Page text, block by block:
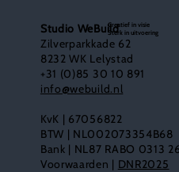
Studio WeBuild
Zilverparkkade 62
8232 WK Lelystad
+31 (0)85 30 10 891
info@webuild.nl
KvK | 67056822
BTW | NL002073354B68
Bank | NL87 RABO 0313
Voorwaarden | DNR2025
Creatief in visie
Sterk in uitvoering